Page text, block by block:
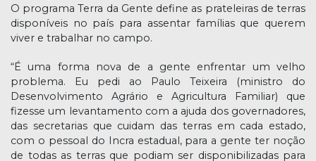
O programa Terra da Gente define as prateleiras de terras
disponíveis no país para assentar famílias que querem
viver e trabalhar no campo.
“É uma forma nova de a gente enfrentar um velho
problema. Eu pedi ao Paulo Teixeira (ministro do
Desenvolvimento Agrário e Agricultura Familiar) que
fizesse um levantamento com a ajuda dos governadores,
das secretarias que cuidam das terras em cada estado,
com o pessoal do Incra estadual, para a gente ter noção
de todas as terras que podiam ser disponibilizadas para